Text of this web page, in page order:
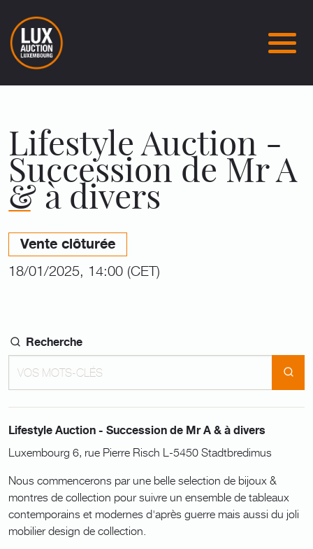
Lifestyle Auction -
Succession de Mr A
& à divers
Vente clôturée
18/01/2025, 14:00 (CET)
Recherche
Lifestyle Auction - Succession de Mr A & à divers
Luxembourg 6, rue Pierre Risch L-5450 Stadtbredimus
Nous commencerons par une belle selection de bijoux &
montres de collection pour suivre un ensemble de tableaux
contemporains et modernes d'après guerre mais aussi du joli
mobilier design de collection.